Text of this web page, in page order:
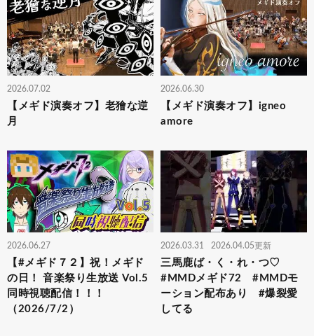
2026.07.02
【メギド演奏オフ】老獪な逆
月
2026.06.30
【メギド演奏オフ】igneo
amore
2026.06.27
【#メギド７２】祝！メギド
の日！ 音楽祭り生放送 Vol.5
同時視聴配信！！！
（2026/7/2）
2026.03.31 2026.04.05更新
三馬鹿ば・く・れ・つ♡
#MMDメギド72 #MMDモ
ーション配布あり #爆裂愛
してる